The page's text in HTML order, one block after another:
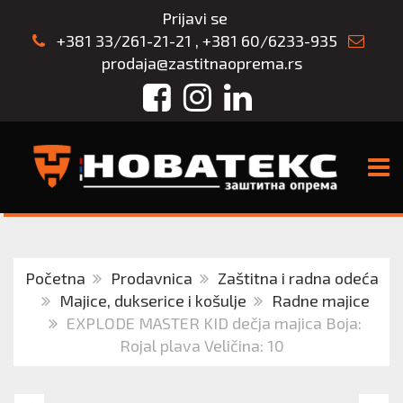
Prijavi se
+381 33/261-21-21 , +381 60/6233-935
prodaja@zastitnaoprema.rs
FacebookInstagram
LinkedIn
Početna Prodavnica
Zaštitna i radna odeća
Majice, dukserice i košulje
Radne majice
EXPLODE MASTER KID dečja majica Boja:
Rojal plava Veličina: 10